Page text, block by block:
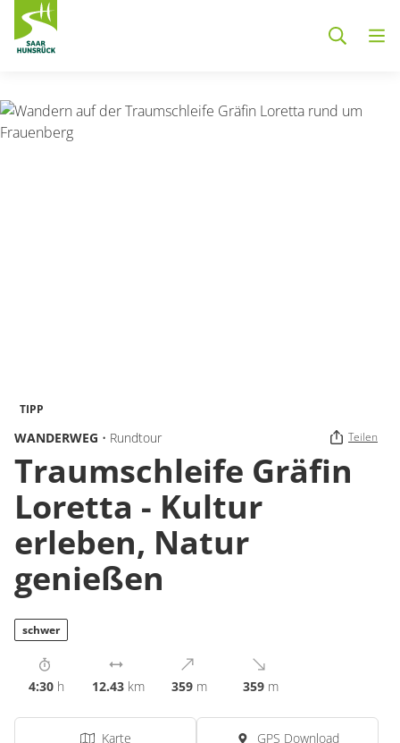
TIPP
WANDERWEG • Rundtour Teilen
Traumschleife Gräfin
Loretta - Kultur
erleben, Natur
genießen
schwer
4:30 h 12.43 km 359 m 359 m
Karte GPS Download